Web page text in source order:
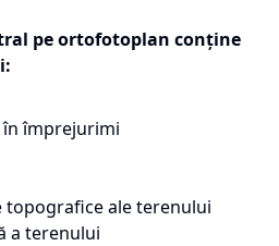
pe ortofotoplan conține
împrejurimi
topografice ale terenului
a terenului